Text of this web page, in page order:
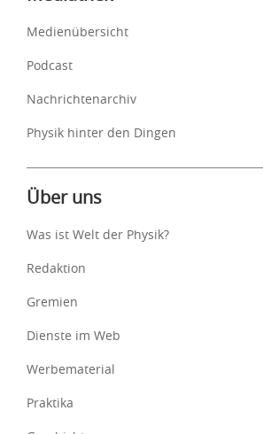
Medienübersicht
Podcast
Nachrichtenarchiv
Physik hinter den Dingen
Über uns
Was ist Welt der Physik?
Redaktion
Gremien
Dienste im Web
Werbematerial
Praktika